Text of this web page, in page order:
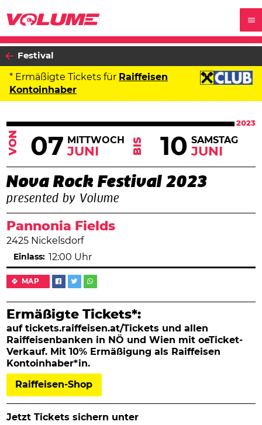
Festival
* Ermäßigte Tickets für Raiffeisen
Kontoinhaber
2023
VON 07 MITTWOCH
JUNI BIS 10 SAMSTAG
JUNI
Nova Rock Festival 2023
presented by Volume
Pannonia Fields
2425 Nickelsdorf
MAP
Ermäßigte Tickets*:
auf tickets.raiffeisen.at/Tickets und allen
Raiffeisenbanken in NÖ und Wien mit oeTicket-
Verkauf. Mit 10% Ermäßigung als Raiffeisen
Kontoinhaber*in.
Raiffeisen-Shop
Jetzt Tickets sichern unter
Einlass: 12:00 Uhr